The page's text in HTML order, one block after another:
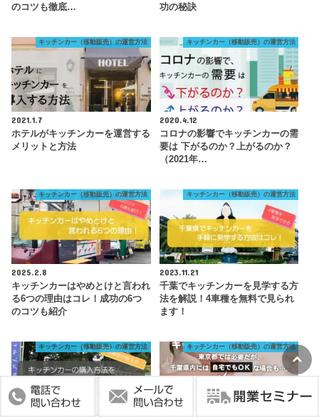
のコツも徹底…
功の秘訣
キッチンカー（移動販売）の運営方法
2021.1.7
ホテルがキッチンカーを運営する
メリットと方法
キッチンカー（移動販売）の運営方法
2020.4.12
コロナの影響でキッチンカーの需
要は 下がるのか？上がるのか？
（2021年…
キッチンカー（移動販売）の運営方法
2025.2.8
キッチンカーはやめとけと言われ
る6つの理由はコレ！成功の6つ
のコツも紹介
キッチンカー（移動販売）の運営方法
2023.11.21
千葉でキッチンカーを見学する方
法を解説！4車種を無料で見られ
ます！
キッチンカー（移動販売）の運営方法 キッチンカー（移動販売）の運営方法